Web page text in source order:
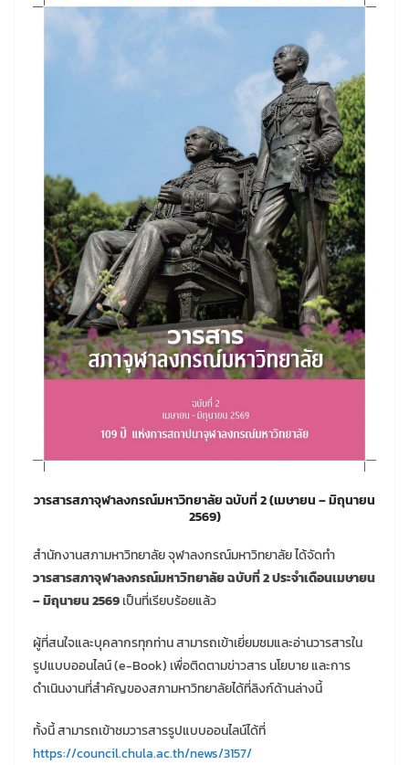
วารสารสภาจุฬาลงกรณ์มหาวิทยาลัย ฉบับที่ 2 (เมษายน – มิถุนายน
2569)
สำนักงานสภามหาวิทยาลัย จุฬาลงกรณ์มหาวิทยาลัย ได้จัดทำ
วารสารสภาจุฬาลงกรณ์มหาวิทยาลัย ฉบับที่ 2 ประจำเดือนเมษายน
– มิถุนายน 2569เป็นที่เรียบร้อยแล้ว
ผู้ที่สนใจและบุคลากรทุกท่าน สามารถเข้าเยี่ยมชมและอ่านวารสารใน
รูปแบบออนไลน์ (e-Book) เพื่อติดตามข่าวสาร นโยบาย และการ
ดำเนินงานที่สำคัญของสภามหาวิทยาลัยได้ที่ลิงก์ด้านล่างนี้
ทั้งนี้ สามารถเข้าชมวารสารรูปแบบออนไลน์ได้ที่
https://council.chula.ac.th/news/3157/